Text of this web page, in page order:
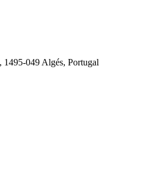
049 Algés, Portugal